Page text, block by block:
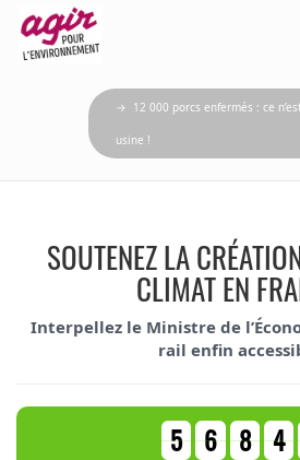
→ 12 000 porcs enfermés : ce
usine !
SOUTENEZ LA
CLIMAT EN
Interpellez le Ministre de
rail enfin
5 6 8 4